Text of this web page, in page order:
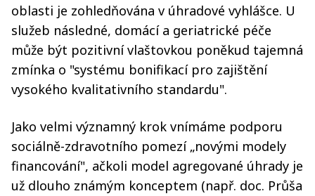
oblasti je zohledňována v úhradové vyhlášce. U
služeb následné, domácí a geriatrické péče
může být pozitivní vlaštovkou poněkud tajemná
zmínka o "systému bonifikací pro zajištění
vysokého kvalitativního standardu".
Jako velmi významný krok vnímáme podporu
sociálně-zdravotního pomezí „novými modely
financování", ačkoli model agregované úhrady je
už dlouho známým konceptem (např. doc. Průša